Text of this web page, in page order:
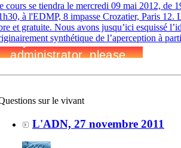
cours se tiendra le mercredi 09 mai 2012, de
à l'EDMP, 8 impasse Crozatier, Paris 12.
et gratuite. Nous avons jusqu’ici esquissé
synthétique de l’aperception à
sur le vivant
L'ADN, 27 novembre 2011